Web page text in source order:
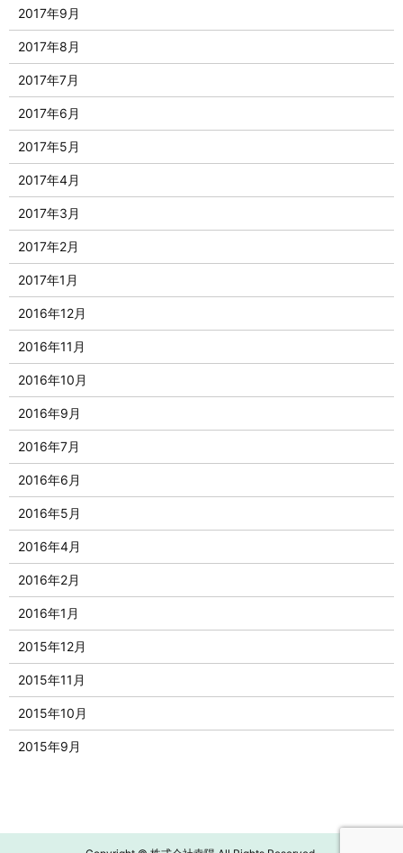
2017年9月
2017年8月
2017年7月
2017年6月
2017年5月
2017年4月
2017年3月
2017年2月
2017年1月
2016年12月
2016年11月
2016年10月
2016年9月
2016年7月
2016年6月
2016年5月
2016年4月
2016年2月
2016年1月
2015年12月
2015年11月
2015年10月
2015年9月